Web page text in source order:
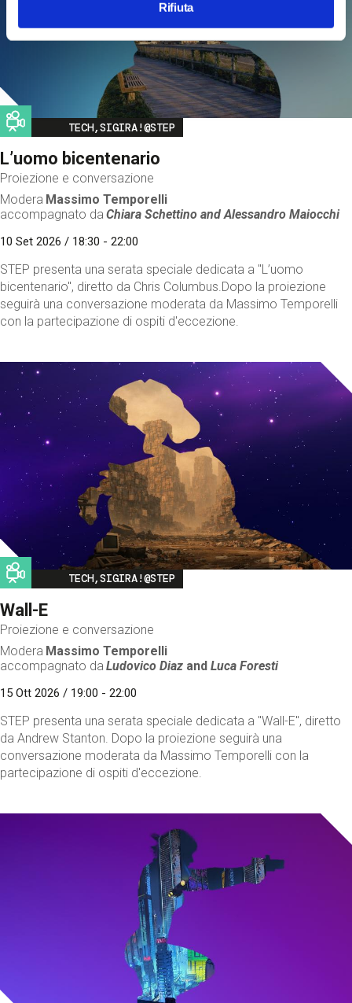
Rifiuta
Image
TECH,SIGIRA!@STEP
L’uomo bicentenario
Proiezione e conversazione
Modera Massimo Temporelli
accompagnato da Chiara Schettino andAlessandro Maiocchi
10 Set 2026 / 18:30 - 22:00
STEP presenta una serata speciale dedicata a "L’uomo
bicentenario", diretto da Chris Columbus.Dopo la proiezione
seguirà una conversazione moderata da Massimo Temporelli
con la partecipazione di ospiti d'eccezione.
Image
TECH,SIGIRA!@STEP
Wall-E
Proiezione e conversazione
Modera Massimo Temporelli
accompagnato da Ludovico Diaz andLuca Foresti
15 Ott 2026 / 19:00 - 22:00
STEP presenta una serata speciale dedicata a "Wall-E", diretto
da Andrew Stanton. Dopo la proiezione seguirà una
conversazione moderata da Massimo Temporelli con la
partecipazione di ospiti d'eccezione.